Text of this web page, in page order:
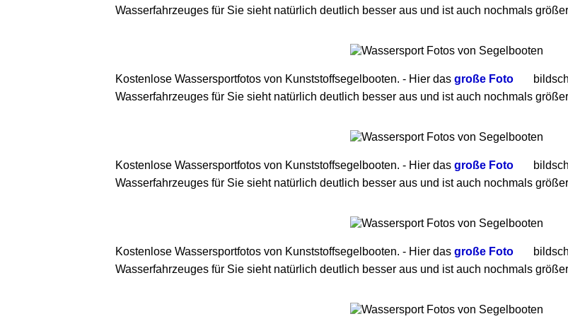
Wasserfahrzeuges für Sie sieht natürlich deutlich besser aus und ist auch nochmals
Kostenlose Wassersportfotos von Kunststoffsegelbooten. - Hier das große Foto
Wasserfahrzeuges für Sie sieht natürlich deutlich besser aus und ist auch nochmals
Kostenlose Wassersportfotos von Kunststoffsegelbooten. - Hier das große Foto
Wasserfahrzeuges für Sie sieht natürlich deutlich besser aus und ist auch nochmals
Kostenlose Wassersportfotos von Kunststoffsegelbooten. - Hier das große Foto
Wasserfahrzeuges für Sie sieht natürlich deutlich besser aus und ist auch nochmals